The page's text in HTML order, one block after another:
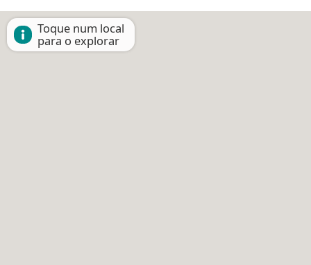
Toque num local
para o explorar